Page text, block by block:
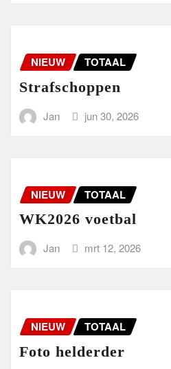
NIEUW TOTAAL
Strafschoppen
Jan jun 30, 2026
NIEUW TOTAAL
WK2026 voetbal
Jan mrt 12, 2026
NIEUW TOTAAL
Foto helderder